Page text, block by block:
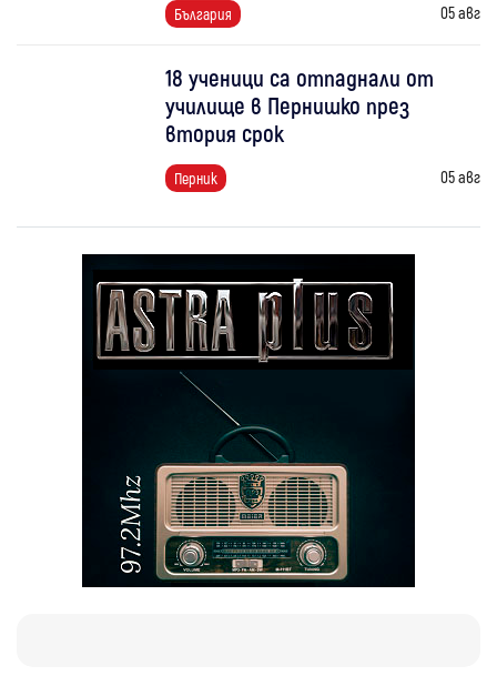
България 05 авг
18 ученици са отпаднали от
училище в Пернишко през
втория срок
Перник 05 авг